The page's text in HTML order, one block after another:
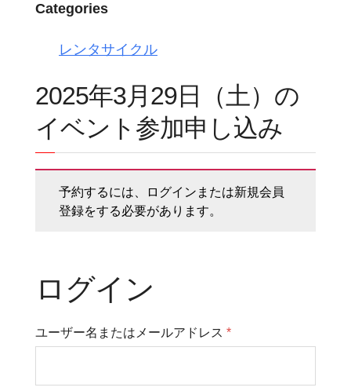
Categories
レンタサイクル
2025年3月29日（土）の
イベント参加申し込み
予約するには、ログインまたは新規会員
登録をする必要があります。
ログイン
ユーザー名またはメールアドレス *